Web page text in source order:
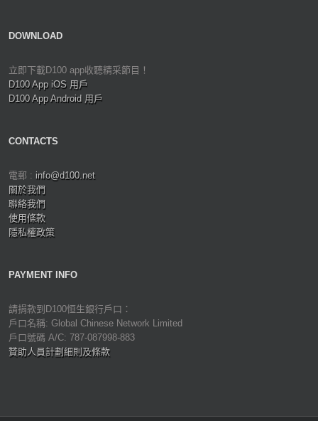
DOWNLOAD
立即下載D100 app收聽精采節目！
D100 App iOS 用戶
D100 App Android 用戶
CONTACTS
電郵 : info@d100.net
關於我們
聯絡我們
使用條款
隱私權政策
PAYMENT INFO
請捐款到D100恒生銀行戶口：
戶口名稱: Global Chinese Network Limited
戶口號碼 A/C: 787-087998-883
贊助人員計劃細則及條款